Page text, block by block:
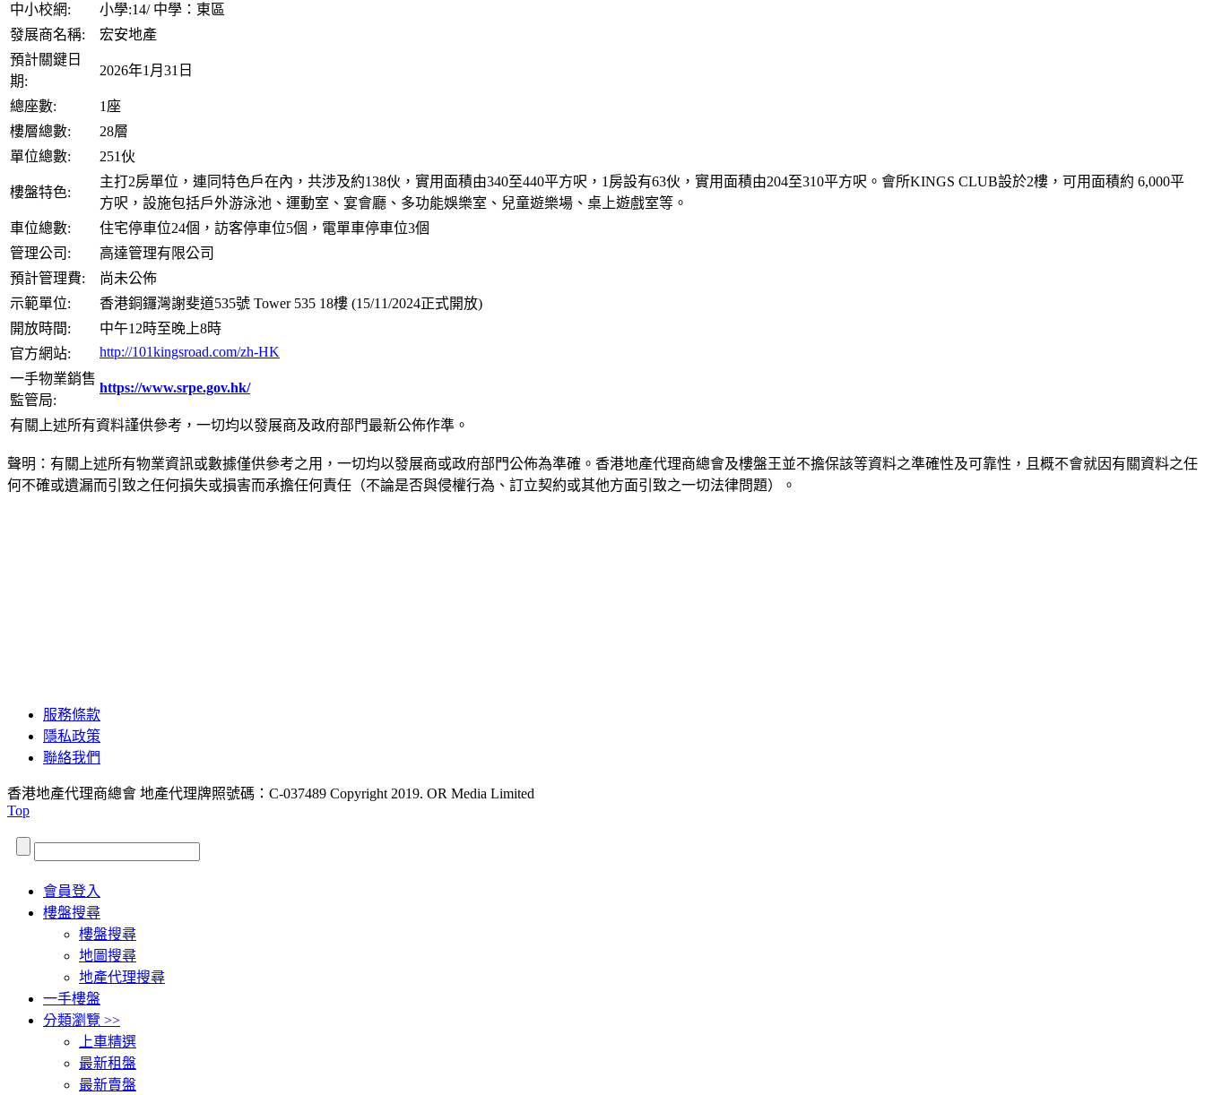
中小校網:
小學:14/ 中學：東區
發展商名稱:
宏安地產
預計關鍵日
期:
2026年1月31日
總座數:
1座
樓層總數:
28層
單位總數:
251伙
樓盤特色:
主打2房單位，連同特色戶在內，共涉及約138伙，實用面積由340至440平方呎，1房設有63伙，實用面積由204至310平方呎。會所KINGS CLUB設於2樓，可用面積約 6,000平
方呎，設施包括戶外游泳池、運動室、宴會廳、多功能娛樂室、兒童遊樂場、桌上遊戲室等。
車位總數:
住宅停車位24個，訪客停車位5個，電單車停車位3個
管理公司:
高達管理有限公司
預計管理費:
尚未公佈
示範單位:
香港銅鑼灣謝斐道535號 Tower 535 18樓 (15/11/2024正式開放)
開放時間:
中午12時至晚上8時
官方網站:
http://101kingsroad.com/zh-HK
一手物業銷售
監管局:
https://www.srpe.gov.hk/
有關上述所有資料謹供參考，一切均以發展商及政府部門最新公佈作準。
聲明：有關上述所有物業資訊或數據僅供參考之用，一切均以發展商或政府部門公佈為準確。香港地產代理商總會及樓盤王並不擔保該等資料之準確性及可靠性，且概不會就因有關資料之任
何不確或遺漏而引致之任何損失或損害而承擔任何責任（不論是否與侵權行為、訂立契約或其他方面引致之一切法律問題）。
服務條款
隱私政策
聯絡我們
香港地產代理商總會 地產代理牌照號碼：C-037489 Copyright 2019. OR Media Limited
Top
會員登入
樓盤搜尋
樓盤搜尋
地圖搜尋
地產代理搜尋
一手樓盤
分類瀏覽 >>
上車精選
最新租盤
最新賣盤